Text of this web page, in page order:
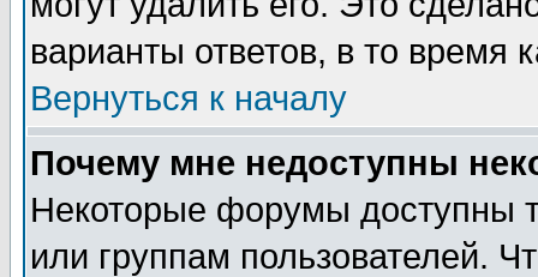
варианты ответов, в то время
Вернуться к началу
Почему мне недоступны
Некоторые форумы доступны
или группам пользователей.